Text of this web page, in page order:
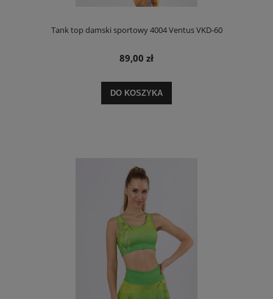
Tank top damski sportowy 4004 Ventus VKD-60
89,00 zł
DO KOSZYKA